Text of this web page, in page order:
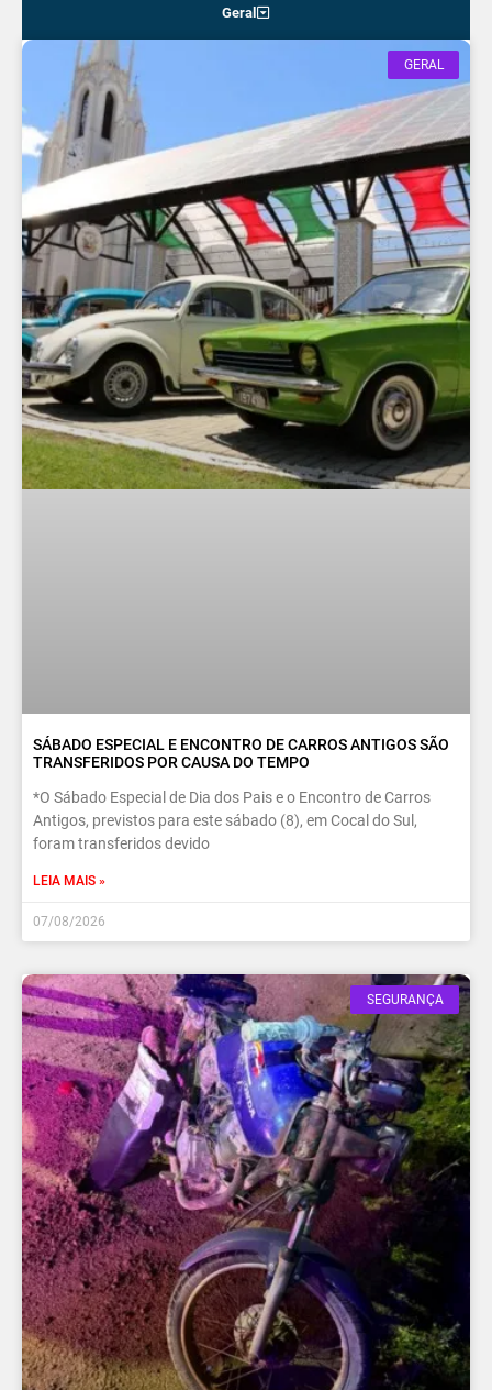
Geral
GERAL
SÁBADO ESPECIAL E ENCONTRO DE CARROS ANTIGOS SÃO
TRANSFERIDOS POR CAUSA DO TEMPO
*O Sábado Especial de Dia dos Pais e o Encontro de Carros
Antigos, previstos para este sábado (8), em Cocal do Sul,
foram transferidos devido
LEIA MAIS »
07/08/2026
SEGURANÇA